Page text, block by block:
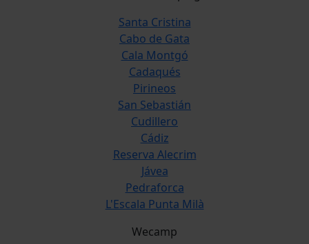
Santa Cristina
Cabo de Gata
Cala Montgó
Cadaqués
Pirineos
San Sebastián
Cudillero
Cádiz
Reserva Alecrim
Jávea
Pedraforca
L'Escala Punta Milà
Wecamp